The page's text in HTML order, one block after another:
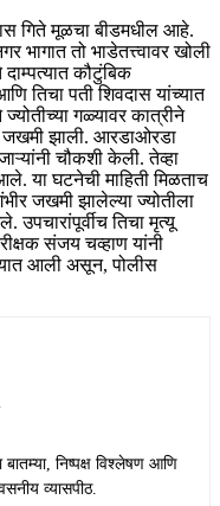
गिते मूळचा बीडमधील आहे.
तो भाडेतत्त्वावर खोली
कौटुंबिक
तिचा पती शिवदास यांच्यात
गळ्यावर कात्रीने
जखमी झाली. आरडाओरडा
चौकशी केली. तेव्हा
या घटनेची माहिती मिळताच
जखमी झालेल्या ज्योतीला
तिचा मृत्यू
संजय चव्हाण यांनी
आली असून, पोलीस
निष्पक्ष विश्लेषण आणि
व्यासपीठ.